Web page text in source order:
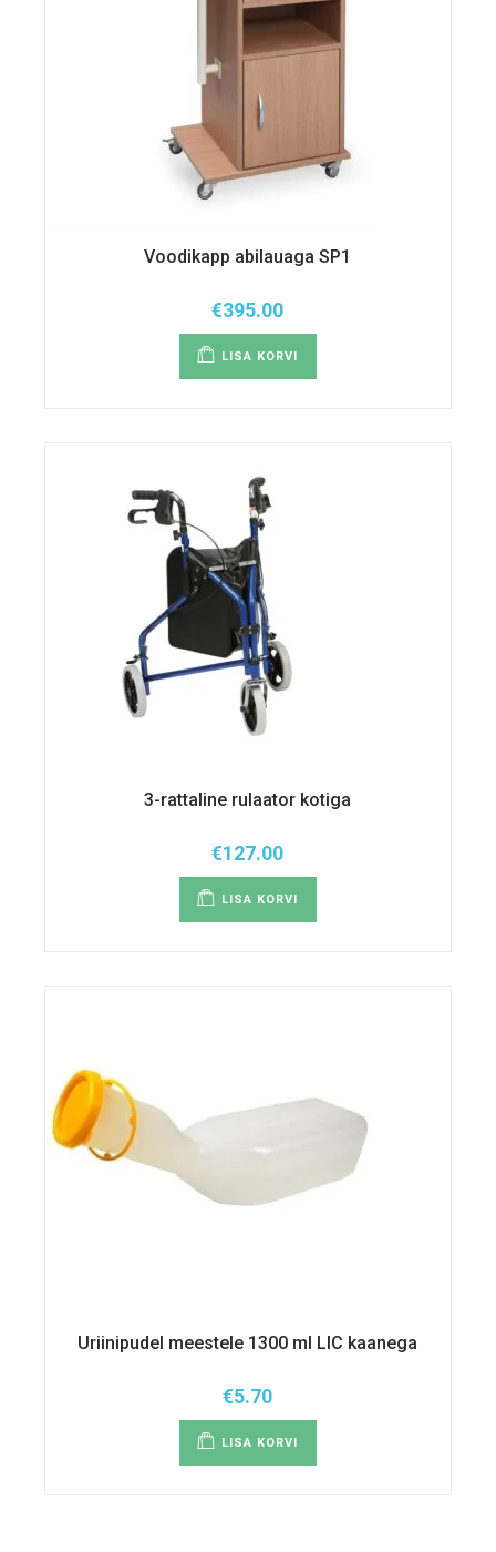
Voodikapp abilauaga SP1
€395.00
LISA KORVI
3-rattaline rulaator kotiga
€127.00
LISA KORVI
Uriinipudel meestele 1300 ml LIC kaanega
€5.70
LISA KORVI